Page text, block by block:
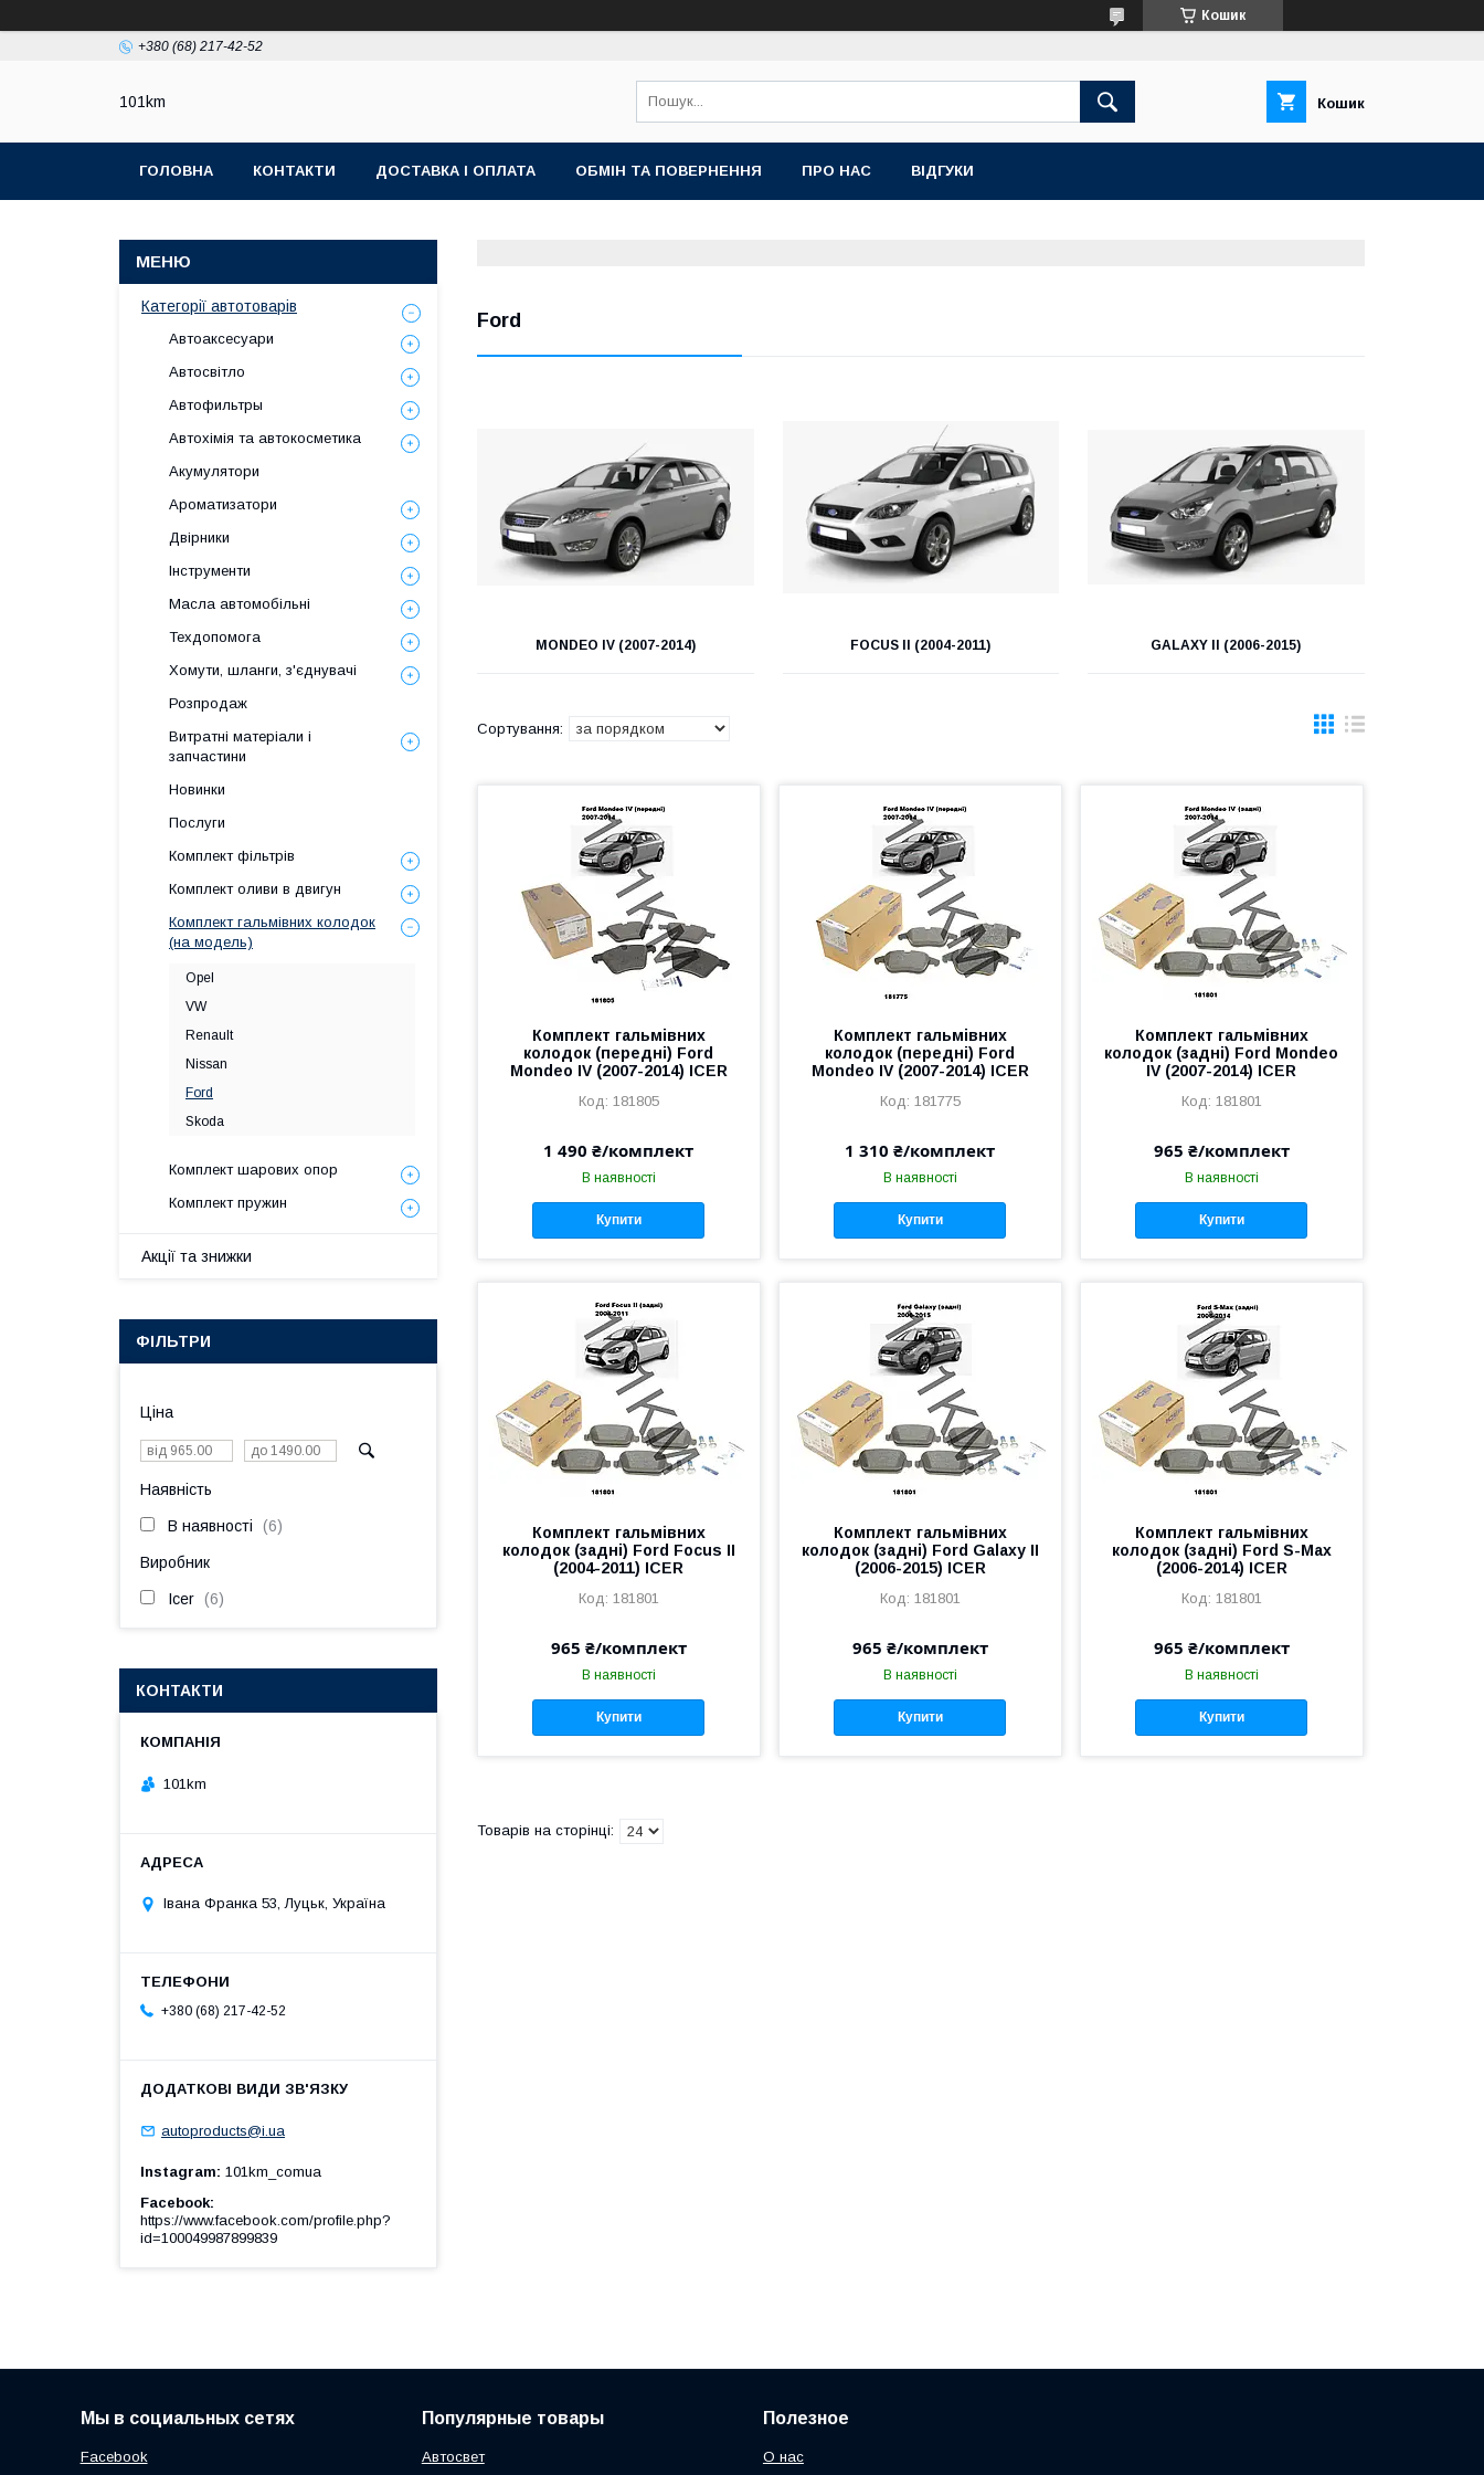
Кошик
+380 (68) 217-42-52
101km Кошик
ГОЛОВНА КОНТАКТИ ДОСТАВКА І ОПЛАТА ОБМІН ТА ПОВЕРНЕННЯ ПРО НАС ВІДГУКИ
Ford
MONDEO IV (2007-2014) FOCUS II (2004-2011) GALAXY II (2006-2015)
Комплект гальмівних
колодок (передні) Ford
Mondeo IV (2007-2014) ICER
181805
1 490 ₴/комплект
В наявності
Купити
Комплект гальмівних
колодок (передні) Ford
Mondeo IV (2007-2014) ICER
181775
1 310 ₴/комплект
В наявності
Купити
Комплект гальмівних
колодок (задні) Ford Mondeo
IV (2007-2014) ICER
181801
965 ₴/комплект
В наявності
Купити
Комплект гальмівних
колодок (задні) Ford Focus II
(2004-2011) ICER
181801
965 ₴/комплект
В наявності
Купити
Комплект гальмівних
колодок (задні) Ford Galaxy II
(2006-2015) ICER
181801
965 ₴/комплект
В наявності
Купити
Комплект гальмівних
колодок (задні) Ford S-Max
(2006-2014) ICER
181801
965 ₴/комплект
В наявності
Купити
Категорії автотоварів
Автоаксесуари
Автосвітло
Автофильтры
Автохімія та автокосметика
Акумулятори
Ароматизатори
Двірники
Інструменти
Масла автомобільні
Техдопомога
Хомути, шланги, з'єднувачі
Розпродаж
Витратні матеріали і
запчастини
Новинки
Послуги
Комплект фільтрів
Комплект оливи в двигун
Комплект гальмівних колодок
(на модель)
Opel
VW
Renault
Nissan
Ford
Skoda
Комплект шарових опор
Комплект пружин
Акції та знижки
ФІЛЬТРИ
Ціна
Наявність
В наявності 6
Виробник
Icer 6
КОНТАКТИ
101km
Івана Франка 53, Луцьк, Україна
+380 (68) 217-42-52
autoproducts@i.ua
Instagram 101km_comua
Facebook
https://www.facebook.com/profile.php?
id=100049987899839
Мы в социальных сетях
Facebook
Популярные товары
Автосвет
Полезное
О нас